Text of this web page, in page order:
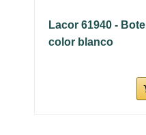
Lacor 61940 -
color blanco